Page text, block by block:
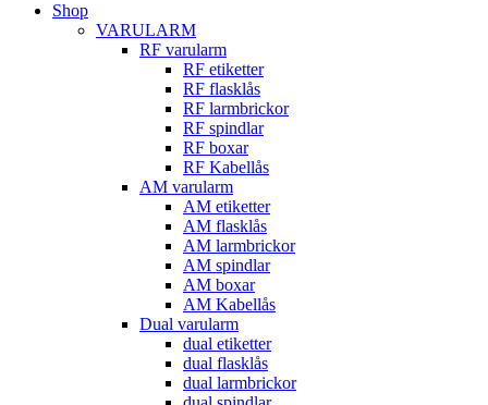
Shop
VARULARM
RF varularm
RF etiketter
RF flasklås
RF larmbrickor
RF spindlar
RF boxar
RF Kabellås
AM varularm
AM etiketter
AM flasklås
AM larmbrickor
AM spindlar
AM boxar
AM Kabellås
Dual varularm
dual etiketter
dual flasklås
dual larmbrickor